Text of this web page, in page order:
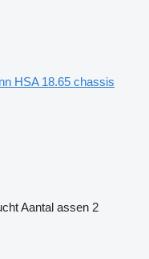
HSA 18.65 chassis
Aantal assen 2